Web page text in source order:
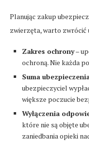
Planując zakup
zwierzęta, warto zwrócić
Zakres ochrony–
ochroną. Nie każda
Suma
ubezpieczyciel
większe poczucie
Wyłączenia
które nie są objęte
zaniedbania opieki